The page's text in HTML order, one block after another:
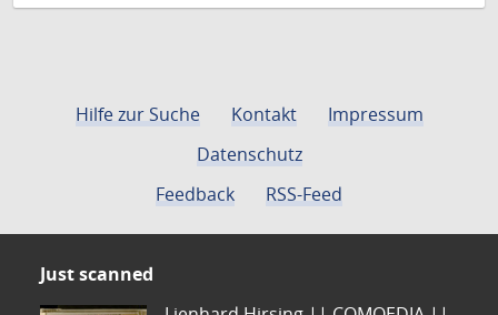
Hilfe zur Suche Kontakt
Impressum
Datenschutz
Feedback
RSS-Feed
Just scanned